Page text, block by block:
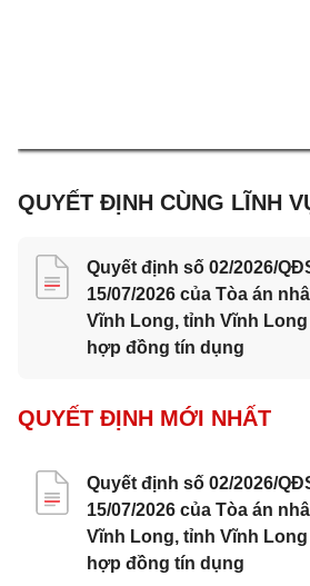
QUYẾT ĐỊNH CÙNG LĨNH
Quyết định số 02/2026/
15/07/2026 của Tòa án
Vĩnh Long, tỉnh Vĩnh
hợp đồng tín dụng
QUYẾT ĐỊNH MỚI NHẤT
Quyết định số 02/2026/
15/07/2026 của Tòa án
Vĩnh Long, tỉnh Vĩnh
hợp đồng tín dụng